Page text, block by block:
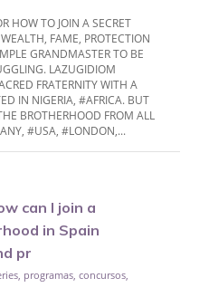
HOW TO JOIN A SECRET
FAME, PROTECTION
GRANDMASTER TO BE
LAZUGIDIOM
FRATERNITY WITH A
IN NIGERIA, #AFRICA. BUT
BROTHERHOOD FROM ALL
#USA, #LONDON,...
can I join a
in Spain
pr
programas, concursos,